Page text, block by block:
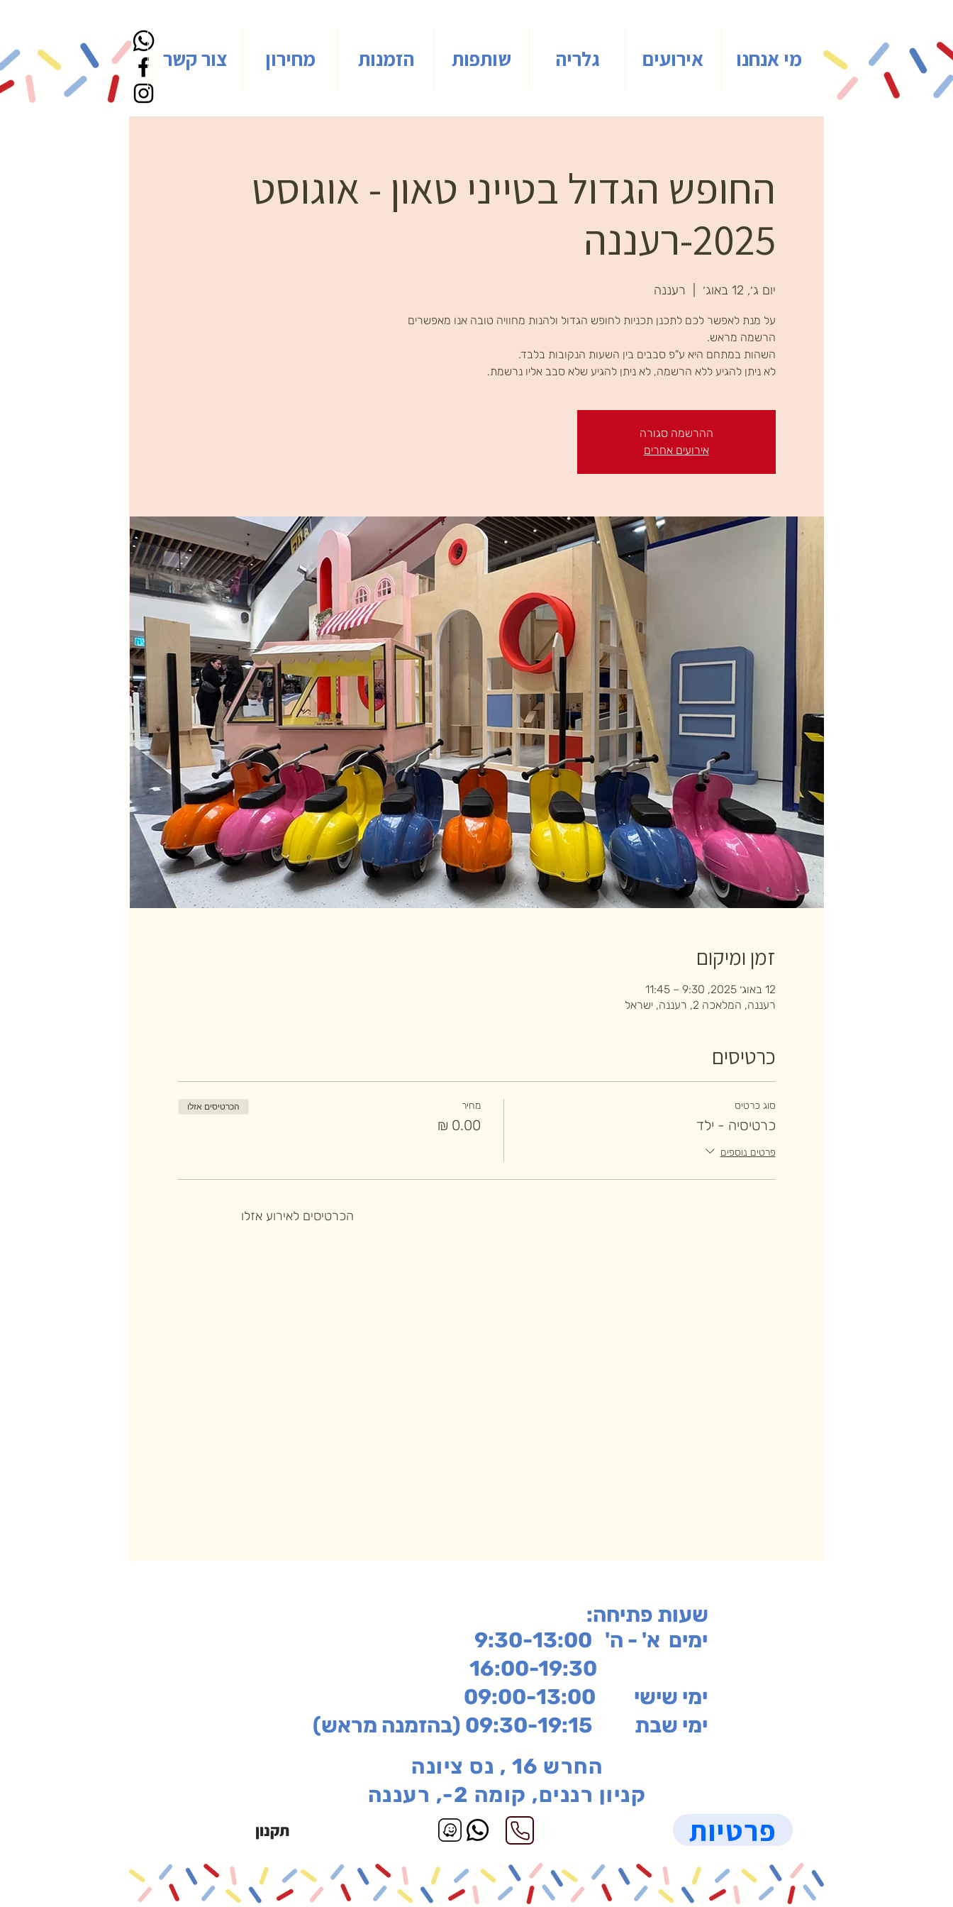
מי אנחנו אירועים גלריה שותפות הזמנות מחירון צור קשר
החופש הגדול בטייני טאון - אוגוסט
2025-רעננה
יום ג׳, 12 באוג׳ רעננה
על מנת לאפשר לכם לתכנן תכניות לחופש הגדול ולהנות מחוויה טובה אנו מאפשרים
לא ניתן להגיע ללא הרשמה, לא ניתן להגיע שלא סבב אליו נרשמת.
ההרשמה סגורה
אירועים אחרים
זמן ומיקום
12 באוג׳ 2025, 9:30 – 11:45
רעננה, המלאכה 2, רעננה, ישראל
כרטיסים
סוג כרטיס
כרטיסיה - ילד
פרטים נוספים
מחיר הכרטיסים אזלו
הכרטיסים לאירוע אזלו
:שעות פתיחה
ימים א' - ה' 9:30-13:00
ימי שישי 09:00-13:00
ימי שבת 09:30-19:15 (בהזמנה מראש)
החרש 16 , נס ציונה
קניון רננים, קומה 2-, רעננה
תקנון פרטיות